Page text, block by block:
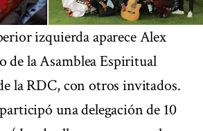
izquierda aparece Alex
de la Asamblea Espiritual
la RDC, con otros invitados.
una delegación de 10